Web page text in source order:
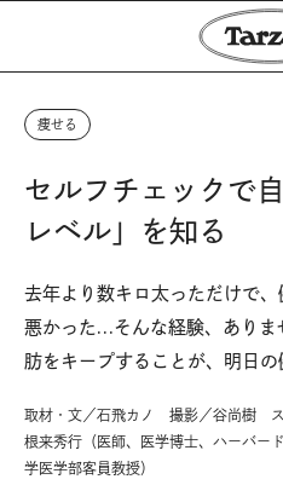
痩せる
セルフチェックで
レベル」を知る
去年より数キロ太っただけで
悪かった…そんな経験、あり
肪をキープすることが、明日の
取材・文／石飛カノ 撮影／谷尚樹
根来秀行（医師、医学博士、ハーバー
学医学部客員教授）